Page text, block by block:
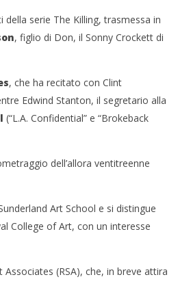
della serie The Killing, trasmessa in
, figlio di Don, il Sonny Crockett di
, che ha recitato con Clint
Edwind Stanton, il segretario alla
(“L.A. Confidential” e “Brokeback
dell’allora ventitreenne
Art School e si distingue
College of Art, con un interesse
(RSA), che, in breve attira